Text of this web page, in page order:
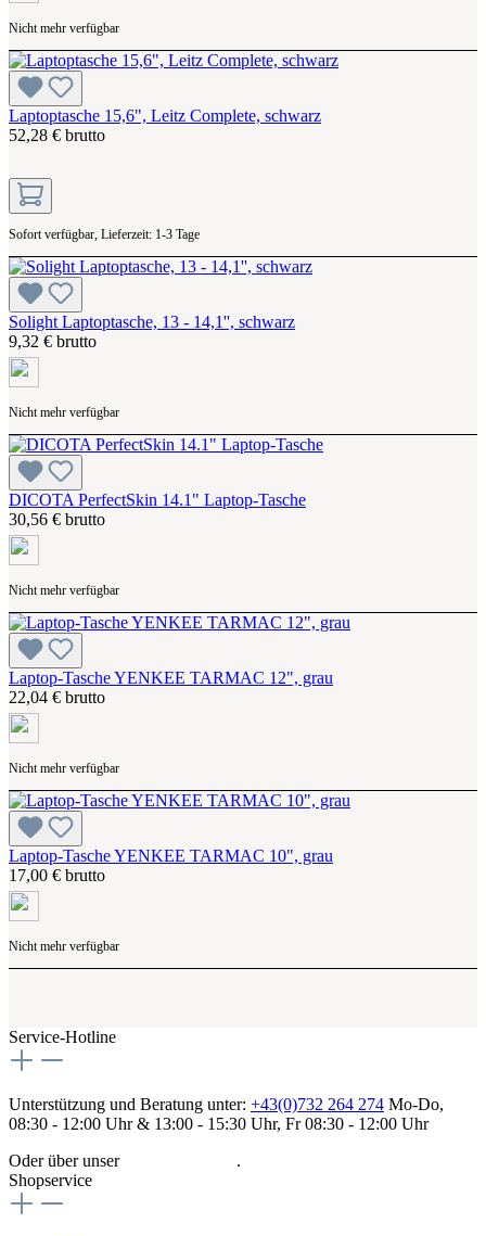
Nicht mehr verfügbar
Laptoptasche 15,6", Leitz Complete, schwarz
52,28 € brutto
Sofort verfügbar, Lieferzeit: 1-3 Tage
Solight Laptoptasche, 13 - 14,1'', schwarz
9,32 € brutto
Nicht mehr verfügbar
DICOTA PerfectSkin 14.1" Laptop-Tasche
30,56 € brutto
Nicht mehr verfügbar
Laptop-Tasche YENKEE TARMAC 12", grau
22,04 € brutto
Nicht mehr verfügbar
Laptop-Tasche YENKEE TARMAC 10", grau
17,00 € brutto
Nicht mehr verfügbar
Service-Hotline
Unterstützung und Beratung unter: +43(0)732 264 274 Mo-Do,
08:30 - 12:00 Uhr & 13:00 - 15:30 Uhr, Fr 08:30 - 12:00 Uhr
Oder über unser
.
Shopservice